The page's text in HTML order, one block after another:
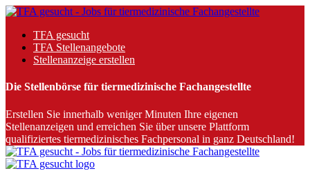
TFA gesucht
TFA Stellenangebote
Stellenanzeige erstellen
Die Stellenbörse für tiermedizinische Fachangestellte
Erstellen Sie innerhalb weniger Minuten Ihre eigenen
Stellenanzeigen und erreichen Sie über unsere Plattform
qualifiziertes tiermedizinisches Fachpersonal in ganz Deutschland!